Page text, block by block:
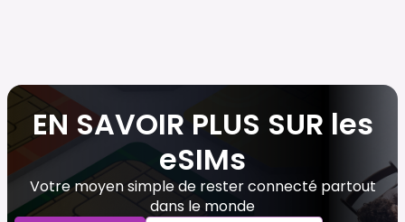
EN SAVOIR PLUS SUR les
eSIMs
Votre moyen simple de rester connecté partout
dans le monde